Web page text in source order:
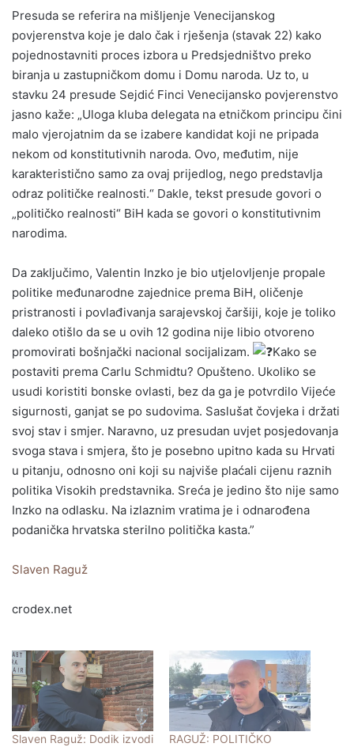
Presuda se referira na mišljenje Venecijanskog
povjerenstva koje je dalo čak i rješenja (stavak 22) kako
pojednostavniti proces izbora u Predsjedništvo preko
biranja u zastupničkom domu i Domu naroda. Uz to, u
stavku 24 presude Sejdić Finci Venecijansko povjerenstvo
jasno kaže: „Uloga kluba delegata na etničkom principu čini
malo vjerojatnim da se izabere kandidat koji ne pripada
nekom od konstitutivnih naroda. Ovo, međutim, nije
karakteristično samo za ovaj prijedlog, nego predstavlja
odraz političke realnosti.“ Dakle, tekst presude govori o
„političko realnosti“ BiH kada se govori o konstitutivnim
narodima.
Da zaključimo, Valentin Inzko je bio utjelovljenje propale
politike međunarodne zajednice prema BiH, oličenje
pristranosti i povlađivanja sarajevskoj čaršiji, koje je toliko
daleko otišlo da se u ovih 12 godina nije libio otvoreno
promovirati bošnjački nacional socijalizam.
Kako se
postaviti prema Carlu Schmidtu? Opušteno. Ukoliko se
usudi koristiti bonske ovlasti, bez da ga je potvrdilo Vijeće
sigurnosti, ganjat se po sudovima. Saslušat čovjeka i držati
svoj stav i smjer. Naravno, uz presudan uvjet posjedovanja
svoga stava i smjera, što je posebno upitno kada su Hrvati
u pitanju, odnosno oni koji su najviše plaćali cijenu raznih
politika Visokih predstavnika. Sreća je jedino što nije samo
Inzko na odlasku. Na izlaznim vratima je i odnarođena
podanička hrvatska sterilno politička kasta.”
Slaven Raguž
crodex.net
Slaven Raguž: Dodik izvodi
RAGUŽ: POLITIČKO